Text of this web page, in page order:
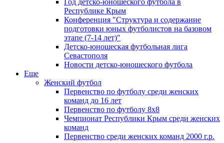
Год детско-юношеского футбола в
Республике Крым
Конференция "Структура и содержание
подготовки юных футболистов на базовом
этапе (7-14 лет)"
Детско-юношеская футбольная лига
Севастополя
Новости детско-юношеского футбола
Еще
Женский футбол
Первенство по футболу среди женских
команд до 16 лет
Первенство по футболу 8х8
Чемпионат Республики Крым среди женских
команд
Первенство среди женских команд 2000 г.р.